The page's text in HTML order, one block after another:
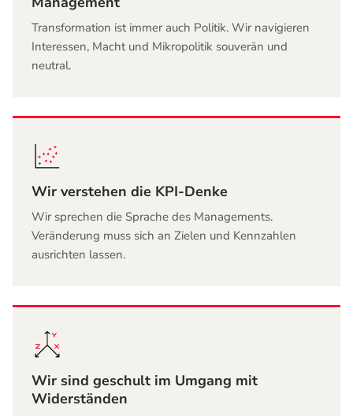
Transformation ist immer auch Politik. Wir navigieren
Interessen, Macht und Mikropolitik souverän und
neutral.
Wir verstehen die KPI-Denke
Wir sprechen die Sprache des Managements.
Veränderung muss sich an Zielen und Kennzahlen
ausrichten lassen.
Wir sind geschult im Umgang mit
Widerständen